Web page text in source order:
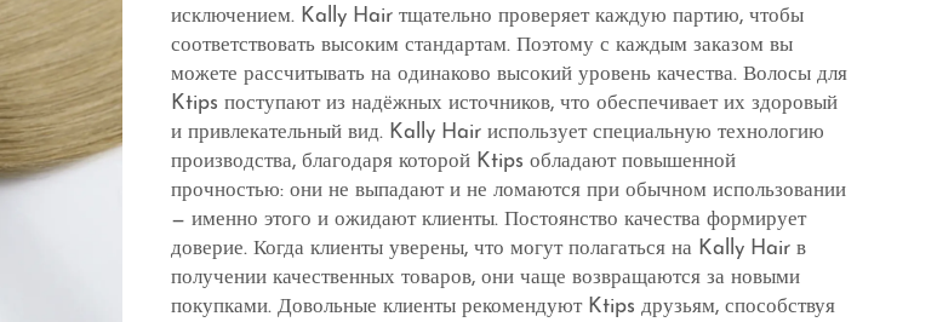
исключением. Kally Hair тщательно проверяет каждую партию, чтобы
соответствовать высоким стандартам. Поэтому с каждым заказом вы
можете рассчитывать на одинаково высокий уровень качества. Волосы для
Ktips поступают из надёжных источников, что обеспечивает их здоровый
и привлекательный вид. Kally Hair использует специальную технологию
производства, благодаря которой Ktips обладают повышенной
прочностью: они не выпадают и не ломаются при обычном использовании
— именно этого и ожидают клиенты. Постоянство качества формирует
доверие. Когда клиенты уверены, что могут полагаться на Kally Hair в
получении качественных товаров, они чаще возвращаются за новыми
покупками. Довольные клиенты рекомендуют Ktips друзьям, способствуя